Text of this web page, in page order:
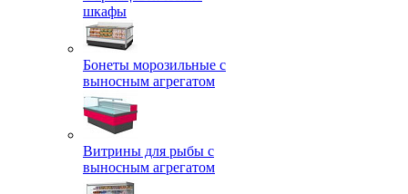
шкафы
Бонеты морозильные с
выносным агрегатом
Витрины для рыбы с
выносным агрегатом